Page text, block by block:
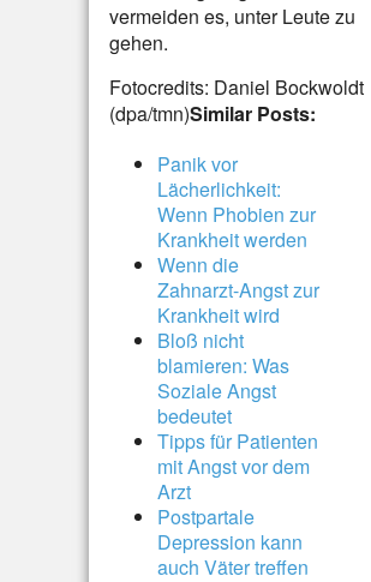
vermeiden es, unter Leute zu
gehen.
Fotocredits: Daniel Bockwoldt
(dpa/tmn)Similar Posts:
Panik vor
Lächerlichkeit:
Wenn Phobien zur
Krankheit werden
Wenn die
Zahnarzt-Angst zur
Krankheit wird
Bloß nicht
blamieren: Was
Soziale Angst
bedeutet
Tipps für Patienten
mit Angst vor dem
Arzt
Postpartale
Depression kann
auch Väter treffen